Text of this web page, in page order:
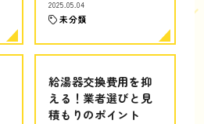
2025.05.04
未分類
給湯器交換費用を抑
える！業者選びと見
積もりのポイント